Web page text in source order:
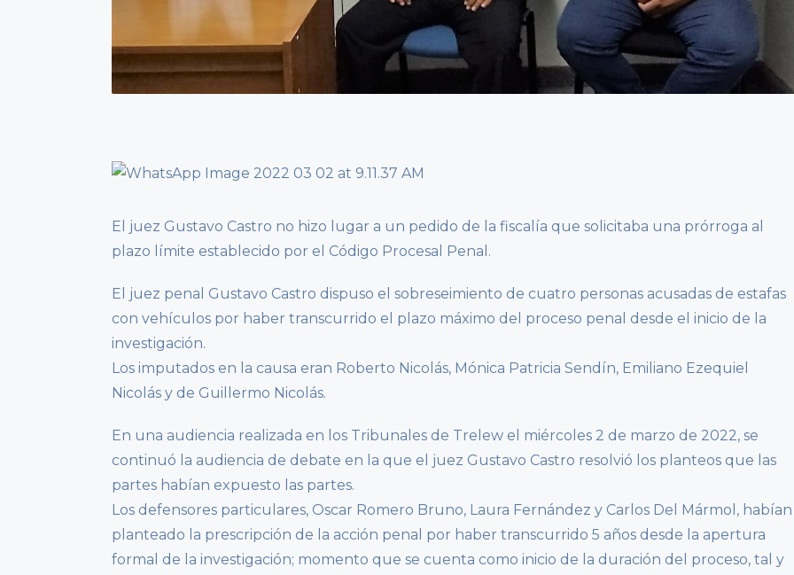
El juez Gustavo Castro no hizo lugar a un pedido de la fiscalía que solicitaba una prórroga al
plazo límite establecido por el Código Procesal Penal.
El juez penal Gustavo Castro dispuso el sobreseimiento de cuatro personas acusadas de estafas
con vehículos por haber transcurrido el plazo máximo del proceso penal desde el inicio de la
investigación.
Los imputados en la causa eran Roberto Nicolás, Mónica Patricia Sendín, Emiliano Ezequiel
Nicolás y de Guillermo Nicolás.
En una audiencia realizada en los Tribunales de Trelew el miércoles 2 de marzo de 2022, se
continuó la audiencia de debate en la que el juez Gustavo Castro resolvió los planteos que las
partes habían expuesto las partes.
Los defensores particulares, Oscar Romero Bruno, Laura Fernández y Carlos Del Mármol, habían
planteado la prescripción de la acción penal por haber transcurrido 5 años desde la apertura
formal de la investigación; momento que se cuenta como inicio de la duración del proceso, tal y